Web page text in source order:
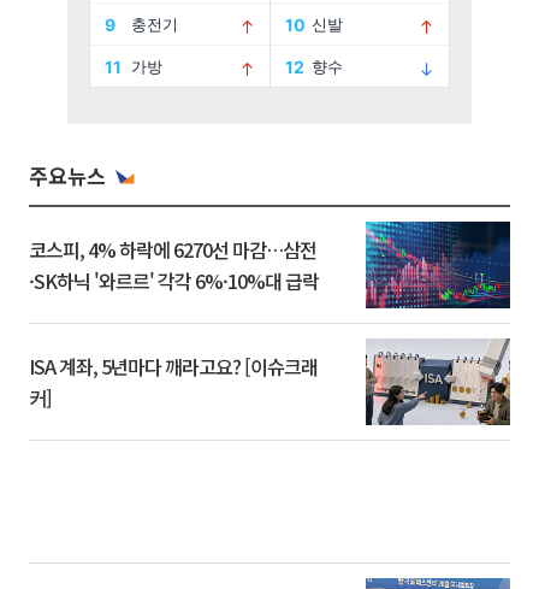
주요뉴스
코스피, 4% 하락에 6270선 마감…삼전
·SK하닉 '와르르' 각각 6%·10%대 급락
ISA 계좌, 5년마다 깨라고요? [이슈크래
커]